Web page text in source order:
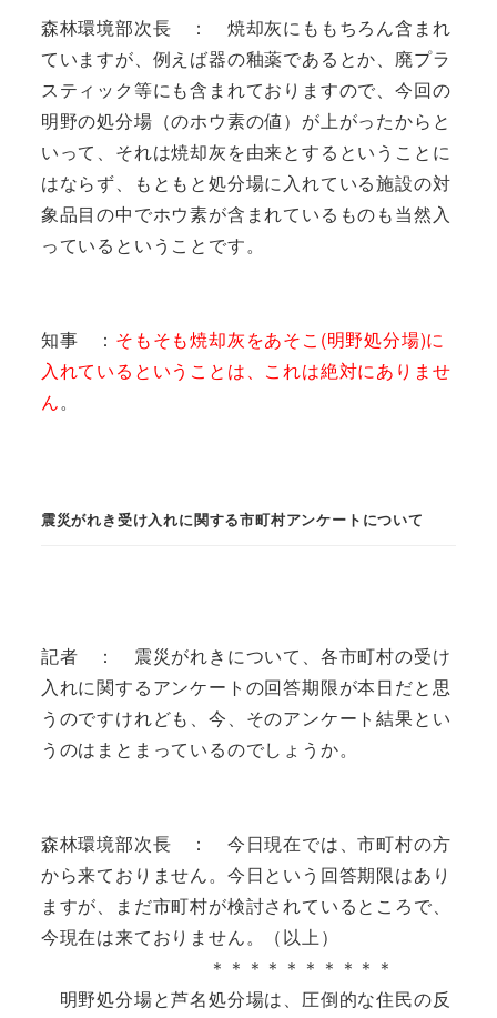
森林環境部次長 ： 焼却灰にももちろん含まれ
ていますが、例えば器の釉薬であるとか、廃プラ
スティック等にも含まれておりますので、今回の
明野の処分場（のホウ素の値）が上がったからと
いって、それは焼却灰を由来とするということに
はならず、もともと処分場に入れている施設の対
象品目の中でホウ素が含まれているものも当然入
っているということです。
知事 ： そもそも焼却灰をあそこ(明野処分場)に
入れているということは、これは絶対にありませ
ん。
震災がれき受け入れに関する市町村アンケートについて
記者 ： 震災がれきについて、各市町村の受け
入れに関するアンケートの回答期限が本日だと思
うのですけれども、今、そのアンケート結果とい
うのはまとまっているのでしょうか。
森林環境部次長 ： 今日現在では、市町村の方
から来ておりません。今日という回答期限はあり
ますが、まだ市町村が検討されているところで、
今現在は来ておりません。（以上）
＊＊＊＊＊＊＊＊＊＊
明野処分場と芦名処分場は、圧倒的な住民の反